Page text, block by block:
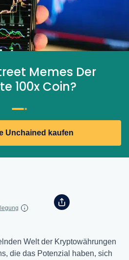
Memes Der
100x Coin?
Unchained kaufen
Welt der Kryptowährungen
die das Potenzial haben, sich